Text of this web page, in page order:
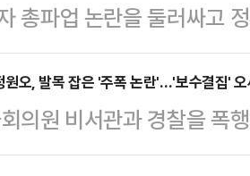
다. 승무원의 보고를 받은
착륙…
제도화 없이는 의미 없다"
성전자 사측은 이날 노조
"중노위 사후조정 과정
청했다. 앞서 중노위도 이
요…
총파업 논란을 둘러싸고
흥미로운 점은 정부 인사
제가 아니다"라는 인식을
점이다.한쪽에서는 "국
고 말하는 반면, 다른 한쪽
오, 발목 잡은 '주폭 논란'…'보수결집'
의원 비서관과 경찰을 폭
오 더불어민주당 서울시